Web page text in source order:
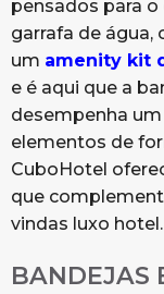
pensados para
garrafa de água,
um amenity kit
e é aqui que a
desempenha
elementos de
CuboHotel
que
vindas luxo hotel.
BANDEJAS